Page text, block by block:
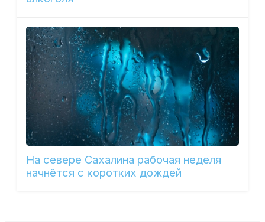
На севере Сахалина рабочая неделя
начнётся с коротких дождей